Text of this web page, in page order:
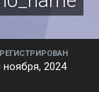
ноября, 2024